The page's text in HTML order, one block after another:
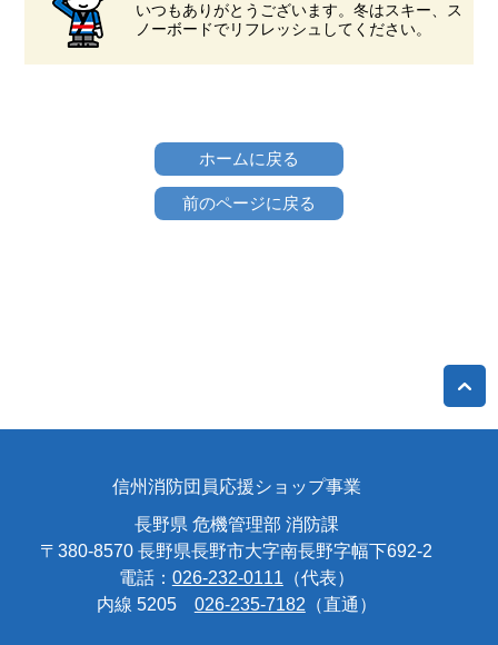
いつもありがとうございます。冬はスキー、ス
ノーボードでリフレッシュしてください。
ホームに戻る
前のページに戻る
信州消防団員応援ショップ事業
長野県 危機管理部 消防課
〒380-8570 長野県長野市大字南長野字幅下692-2
電話： 026-232-0111 （代表）
内線 5205 026-235-7182 （直通）